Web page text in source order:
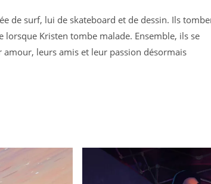
de surf, lui de skateboard et de dessin. Ils
Kristen tombe malade. Ensemble, ils se
leurs amis et leur passion désormais